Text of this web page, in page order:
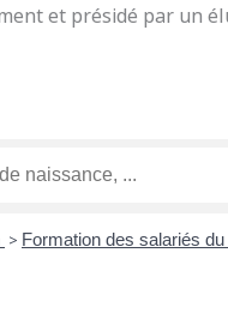
et présidé par un
> Formation des salariés